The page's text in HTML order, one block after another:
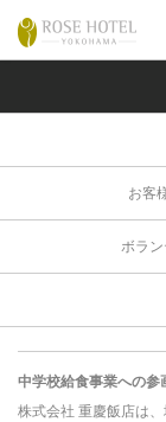
お客
ボラ
中学校給食事業への参
株式会社 重慶飯店は